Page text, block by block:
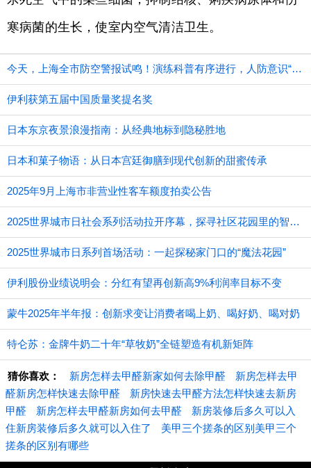
寒病菌的生长，使室内空气清洁卫生。
今天，上海全市防空警报试鸣！演练科普有序进行，人防意识“声入人心”
伊利获第五届中国质量奖提名奖
日本东京夜景浪漫指南：从经典地标到隐秘胜地
日本和菓子物语：从日本宫廷御膳到现代创新的甜蜜传承
2025年9月上海市非营业性客车额度拍卖公告
2025世界城市日社会系列活动拉开序幕，探寻社区花园里的智慧应用
2025世界城市日系列首场活动：一起探秘家门口的“魔法花园”
伊利股份业绩说明会：分红有望再创新高9%利润率目标不变
蒙牛2025年半年报：创新求变让消费者喝上奶、喝好奶、喝对奶
特仑苏：金牌牛奶二十年“草牧奶”全链塑造有机新矩阵
猜你喜欢： 新房怎样去甲醛新家如何去除甲醛
新房怎样去甲
醛新房怎样快速去除甲醛
新房快速去甲醛方法怎样快速去新房
甲醛
新房怎样去甲醛新房如何去甲醛
新房装修后多久可以入
住新房装修后多久就可以入住了
美甲三个搓条的区别美甲三个
搓条的区别有哪些